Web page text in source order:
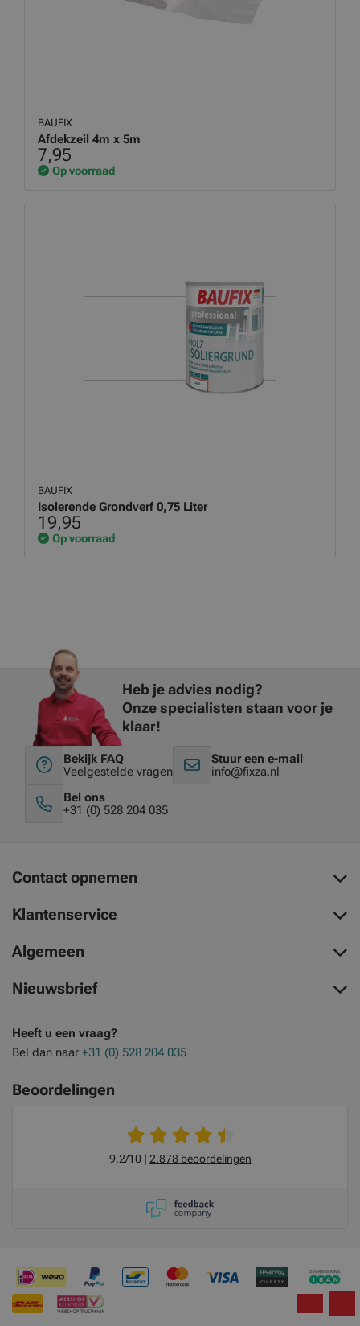
BAUFIX
Afdekzeil 4m x 5m
7,95
Op voorraad
BAUFIX
Isolerende Grondverf 0,75 Liter
19,95
Op voorraad
Heb je advies nodig?
Onze specialisten staan voor je
klaar!
Bekijk FAQ
Veelgestelde vragen
Stuur een e-mail
info@fixza.nl
Bel ons
+31 (0) 528 204 035
Contact opnemen
Klantenservice
Algemeen
Nieuwsbrief
Heeft u een vraag?
Bel dan naar +31 (0) 528 204 035
Beoordelingen
9.2/10 2.878 beoordelingen